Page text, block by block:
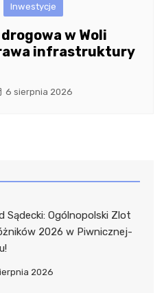
Inwestycje
w Woli
infrastruktury
6 sierpnia 2026
Sądecki: Ogólnopolski Zlot
2026 w Piwnicznej-
2026